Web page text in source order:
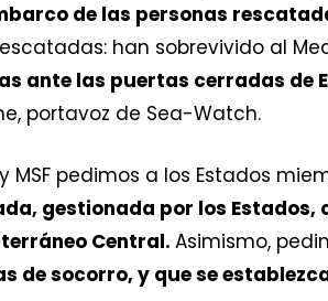
de las personas
han sobrevivido al
ante las puertas cerradas de
portavoz de Sea-Watch.
MSF pedimos a los Estados
gestionada por los
Central. Asimismo,
de socorro, y que se